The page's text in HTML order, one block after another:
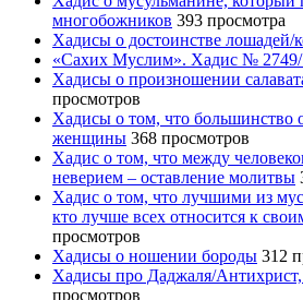
многобожников 393 просмотра
Хадисы о достоинстве лошадей/
«Сахих Муслим». Хадис № 2749/
Хадисы о произношении
просмотров
Хадисы о том, что большинство
женщины 368 просмотров
Хадис о том, что между
неверием – оставление молитвы
Хадис о том, что лучшими из
кто лучше всех относится к
просмотров
Хадисы о ношении бороды 312
Хадисы про Даджаля/
просмотров